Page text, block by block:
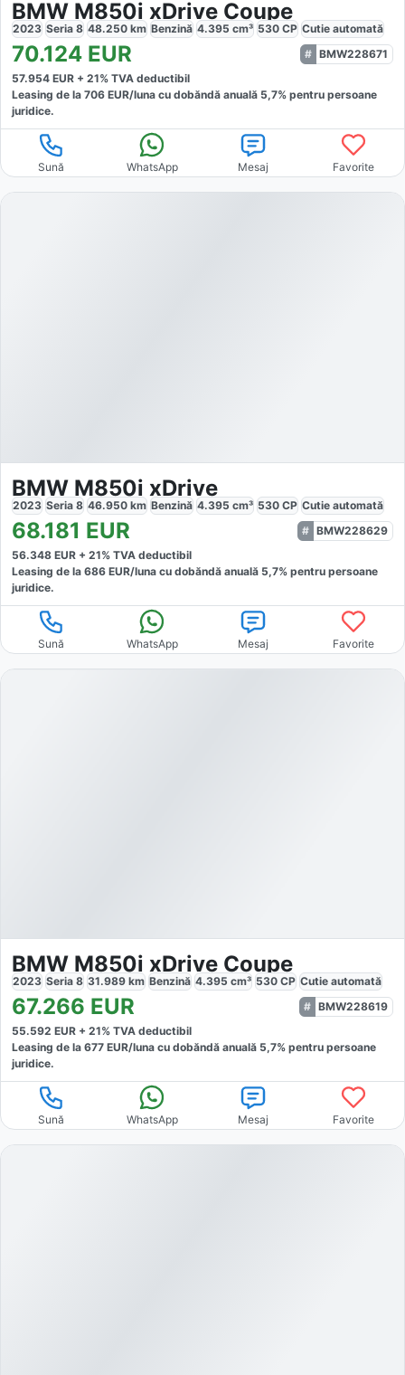
BMW M850i xDrive Coupe
2023 Seria 8 48.250 km Benzină 4.395 cm³ 530 CP Cutie automată
70.124 EUR
BMW228671
57.954 EUR + 21% TVA deductibil
Leasing de la 706 EUR/luna cu dobăndă anuală 5,7% pentru persoane
juridice.
Sună WhatsApp Mesaj Favorite
BMW M850i xDrive
2023 Seria 8 46.950 km Benzină 4.395 cm³ 530 CP Cutie automată
68.181 EUR
BMW228629
56.348 EUR + 21% TVA deductibil
Leasing de la 686 EUR/luna cu dobăndă anuală 5,7% pentru persoane
juridice.
Sună WhatsApp Mesaj Favorite
BMW M850i xDrive Coupe
2023 Seria 8 31.989 km Benzină 4.395 cm³ 530 CP Cutie automată
67.266 EUR
BMW228619
55.592 EUR + 21% TVA deductibil
Leasing de la 677 EUR/luna cu dobăndă anuală 5,7% pentru persoane
juridice.
Sună WhatsApp Mesaj Favorite